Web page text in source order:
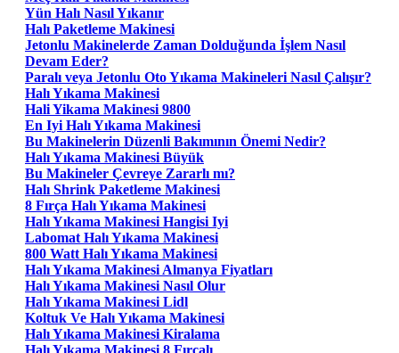
Yün Halı Nasıl Yıkanır
Halı Paketleme Makinesi
Jetonlu Makinelerde Zaman Dolduğunda İşlem Nasıl
Devam Eder?
Paralı veya Jetonlu Oto Yıkama Makineleri Nasıl Çalışır?
Halı Yıkama Makinesi
Hali Yikama Makinesi 9800
En Iyi Halı Yıkama Makinesi
Bu Makinelerin Düzenli Bakımının Önemi Nedir?
Halı Yıkama Makinesi Büyük
Bu Makineler Çevreye Zararlı mı?
Halı Shrink Paketleme Makinesi
8 Fırça Halı Yıkama Makinesi
Halı Yıkama Makinesi Hangisi Iyi
Labomat Halı Yıkama Makinesi
800 Watt Halı Yıkama Makinesi
Halı Yıkama Makinesi Almanya Fiyatları
Halı Yıkama Makinesi Nasıl Olur
Halı Yıkama Makinesi Lidl
Koltuk Ve Halı Yıkama Makinesi
Halı Yıkama Makinesi Kiralama
Halı Yıkama Makinesi 8 Fırçalı